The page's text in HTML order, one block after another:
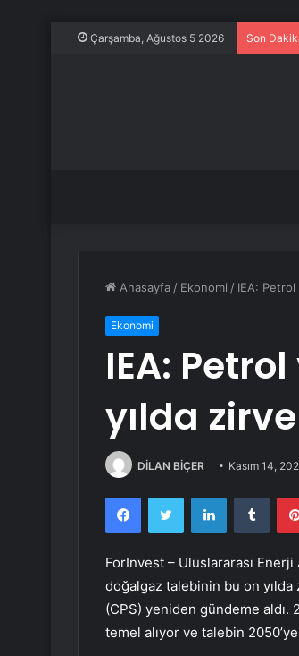
Çarşamba, Ağustos 5 2026 Son
Anasayfa / Ekonomi / IEA:
Ekonomi
IEA:
yılda
DİLAN BİÇER Kasım 14,
FacebookTwitter LinkedIn
ForInvest – Uluslararası
doğalgaz talebinin bu on
(CPS) yeniden gündeme aldı.
temel alıyor ve talebin